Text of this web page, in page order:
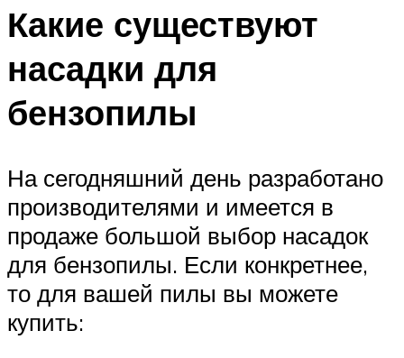
Какие существуют
насадки для
бензопилы
На сегодняшний день разработано
производителями и имеется в
продаже большой выбор насадок
для бензопилы. Если конкретнее,
то для вашей пилы вы можете
купить: